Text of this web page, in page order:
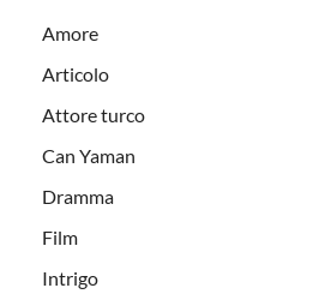
Amore
Articolo
Attore turco
Can Yaman
Dramma
Film
Intrigo